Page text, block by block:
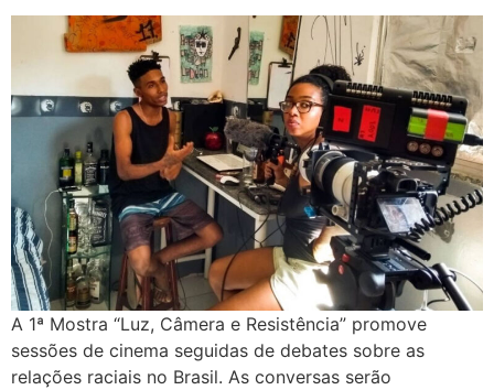
A 1ª Mostra “Luz, Câmera e Resistência” promove
sessões de cinema seguidas de debates sobre as
relações raciais no Brasil. As conversas serão